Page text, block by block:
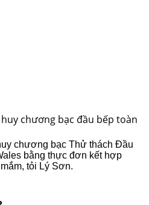
chương bạc Thử thách Đầu
bằng thực đơn kết hợp
tỏi Lý Sơn.